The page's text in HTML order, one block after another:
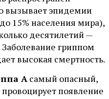
вызывает эпидемии
15% населения мира),
десятилетий —
гриппом
высокая смертность.
А самый опасный,
появление